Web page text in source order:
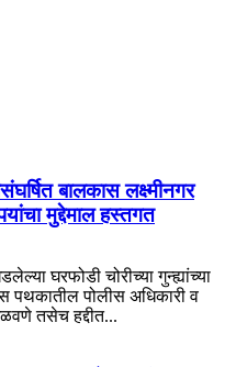
बालकास लक्ष्मीनगर
मुद्देमाल हस्तगत
घरफोडी चोरीच्या गुन्ह्यांच्या
पथकातील पोलीस अधिकारी व
तसेच हद्दीत...